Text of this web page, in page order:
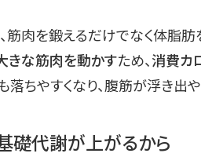
筋肉を鍛えるだけでなく体脂肪
きな筋肉を動かすため、消費カ
ちやすくなり、腹筋が浮き出や
礎代謝が上がるから